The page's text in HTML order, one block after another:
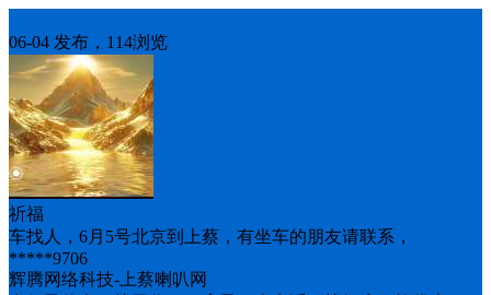
06-04 发布，114浏览
祈福
车找人，6月5号北京到上蔡，有坐车的朋友请联系，
*****9706
辉腾网络科技-上蔡喇叭网